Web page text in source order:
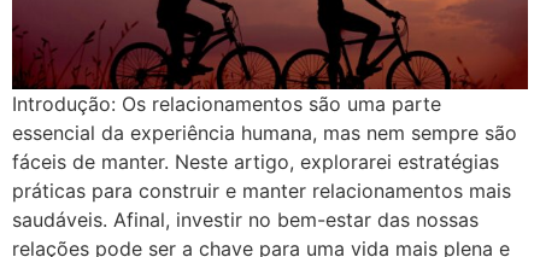
Introdução: Os relacionamentos são uma parte
essencial da experiência humana, mas nem sempre são
fáceis de manter. Neste artigo, explorarei estratégias
práticas para construir e manter relacionamentos mais
saudáveis. Afinal, investir no bem-estar das nossas
relações pode ser a chave para uma vida mais plena e